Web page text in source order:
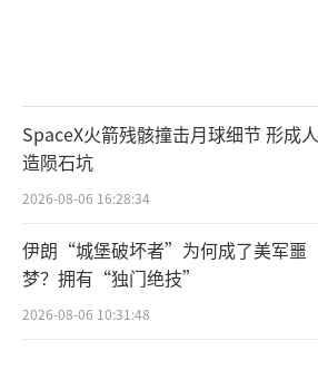
SpaceX火箭残骸撞击月球细节 形成人
造陨石坑
2026-08-06 16:28:34
伊朗“城堡破坏者”为何成了美军噩
梦？拥有“独门绝技”
2026-08-06 10:31:48